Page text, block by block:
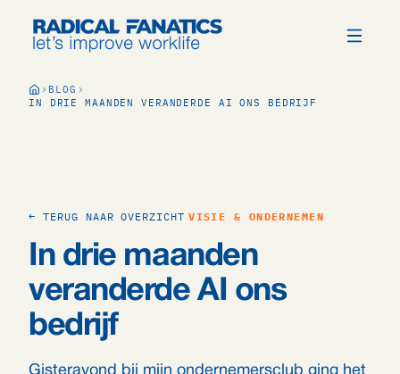
BLOG
IN DRIE MAANDEN VERANDERDE AI ONS BEDRIJF
← TERUG NAAR OVERZICHT VISIE & ONDERNEMEN
In drie maanden
veranderde AI ons
bedrijf
Gisteravond bij mijn ondernemersclub ging het